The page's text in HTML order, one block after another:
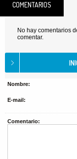
COMENTARIOS
No hay comentarios
comentar.
Nombre:
E-mail:
Comentario: